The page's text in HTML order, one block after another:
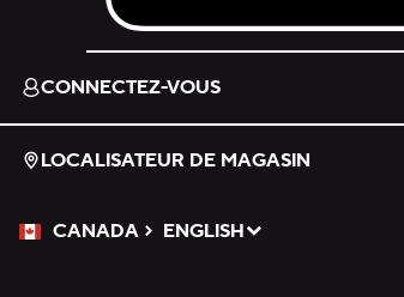
Download on the App Store.
CONNECTEZ-VOUS
LOCALISATEUR DE MAGASIN
CANADA
Veuillez sélectionner une langue
ENGLISH
Sélectionné